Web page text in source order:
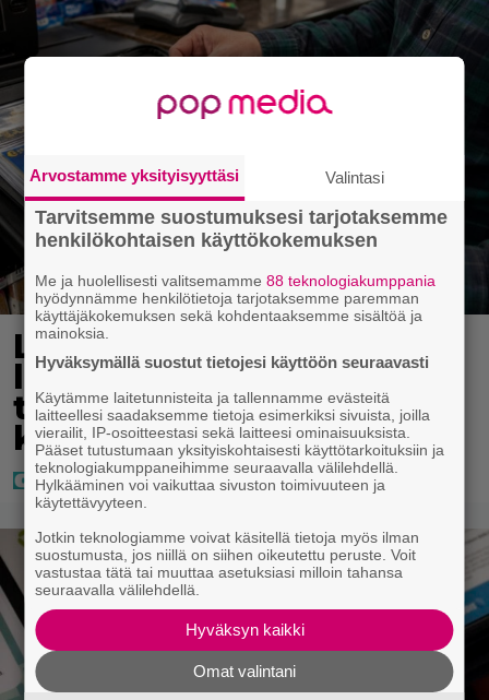
Lapset ostivat isälle
lahjaksi arvan – päävoitto
tuli, mutta miten sitten
kävikään
Arvostamme yksityisyyttäsi Valintasi
Tarvitsemme suostumuksesi tarjotaksemme
henkilökohtaisen käyttökokemuksen
Me ja huolellisesti valitsemamme88 teknologiakumppania
hyödynnämme henkilötietoja tarjotaksemme paremman
käyttäjäkokemuksen sekä kohdentaaksemme sisältöä ja
mainoksia.
Hyväksymällä suostut tietojesi käyttöön seuraavasti
Käytämme laitetunnisteita ja tallennamme evästeitä
laitteellesi saadaksemme tietoja esimerkiksi sivuista, joilla
vierailit, IP-osoitteestasi sekä laitteesi ominaisuuksista.
Pääset tutustumaan yksityiskohtaisesti käyttötarkoituksiin ja
teknologiakumppaneihimme seuraavalla välilehdellä.
Hylkääminen voi vaikuttaa sivuston toimivuuteen ja
käytettävyyteen.
Jotkin teknologiamme voivat käsitellä tietoja myös ilman
suostumusta, jos niillä on siihen oikeutettu peruste. Voit
vastustaa tätä tai muuttaa asetuksiasi milloin tahansa
seuraavalla välilehdellä.
Hyväksyn kaikki
Omat valintani